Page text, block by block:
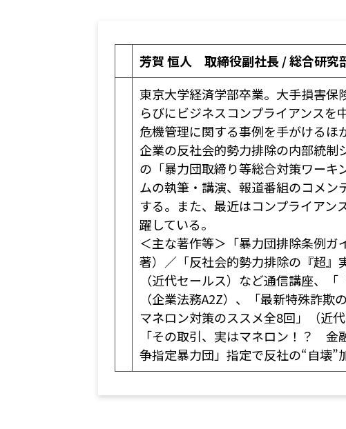
芳賀 恒人 取締役副社長 / 総合研究
東京大学経済学部卒業。大手損害
らびにビジネスコンプライアンス
危機管理に関する事例を手がけるほ
企業の反社会的勢力排除の内部統
の「暴力団取締り等総合対策ワー
ムの執筆・講演、報道番組のコメ
する。また、最近はコンプライア
躍している。
＜主な著作等＞「暴力団排除条例
著）／「反社会的勢力排除の『超
（近代セールス）など通信講座、
（企業法務A2Z）、「最新特殊詐
マネロン対策のススメ全8回」（近
「その取引、実はマネロン！？ 金
争指定暴力団」指定で反社の“自壊